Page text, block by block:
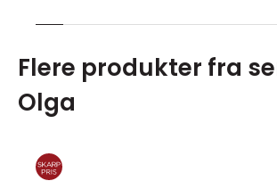
Flere produkter fra
Olga